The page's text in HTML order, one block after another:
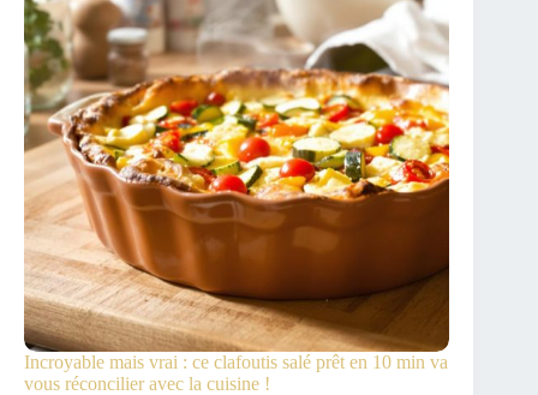
Incroyable mais vrai : ce clafoutis salé prêt en 10 min va
vous réconcilier avec la cuisine !